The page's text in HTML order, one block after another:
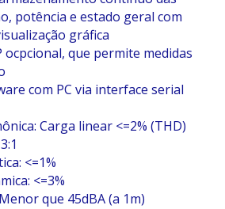
potência e estado geral com
gráfica
ocpcional, que permite medidas
com PC via interface serial
Carga linear <=2% (THD)
<=1%
<=3%
que 45dBA (a 1m)